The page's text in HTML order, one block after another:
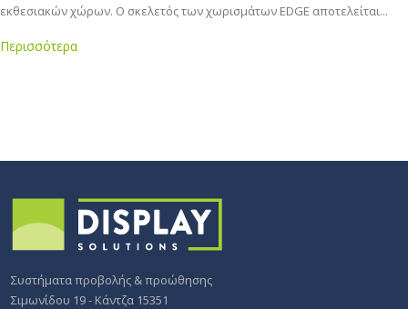
εκθεσιακών χώρων. Ο σκελετός των χωρισμάτων EDGE αποτελείται...
Περισσότερα
Συστήματα προβολής & προώθησης
Σιμωνίδου 19 - Κάντζα 15351